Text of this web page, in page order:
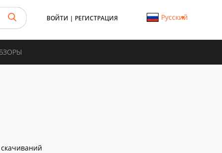
ВОЙТИ | РЕГИСТРАЦИЯ Русский